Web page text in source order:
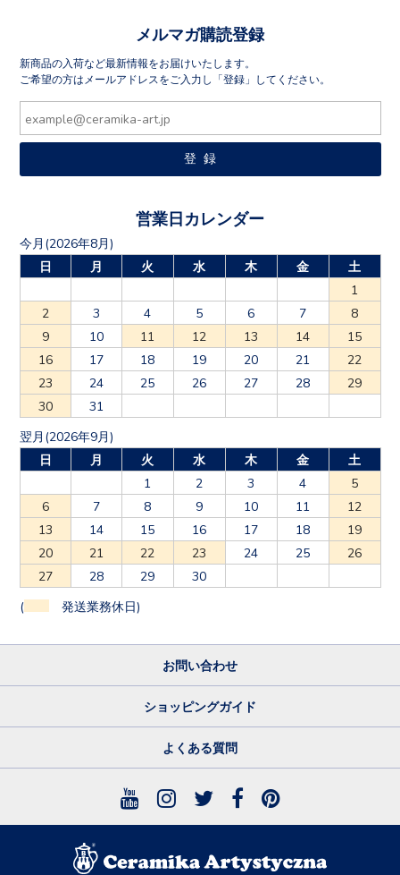
メルマガ購読登録
新商品の入荷など最新情報をお届けいたします。
ご希望の方はメールアドレスをご入力し「登録」してください。
営業日カレンダー
今月(2026年8月)
日
月 火 水 木 金
土
1
2
3 4 5 6 7
8
9
10 11 12 13 14
15
16
17 18 19 20 21
22
23
24 25 26 27 28
29
30
31
翌月(2026年9月)
日
月 火 水 木 金
土
1
2 3 4
5
6
7 8 9 10 11
12
13
14 15 16 17 18
19
20
21 22 23 24 25
26
27
28 29 30
( 発送業務休日)
お問い合わせ
ショッピングガイド
よくある質問